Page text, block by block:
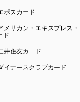
ポスカード
メリカン・エキスプレス・
ド
井住友カード
イナースクラブカード